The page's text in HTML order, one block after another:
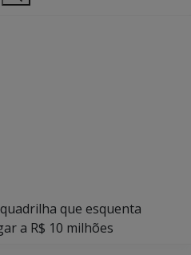
que esquenta
a R$ 10 milhões